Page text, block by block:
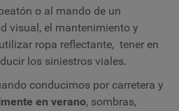
o al mando de un
visual, el mantenimiento y
ropa reflectante, tener en
los siniestros viales.
conducimos por carretera y
en verano, sombras,